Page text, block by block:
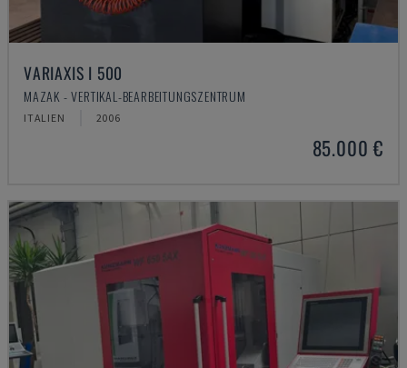
VARIAXIS I 500
MAZAK - VERTIKAL-BEARBEITUNGSZENTRUM
ITALIEN 2006
85.000 €